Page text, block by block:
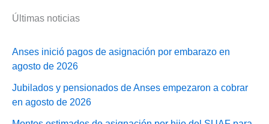
Últimas noticias
Anses inició pagos de asignación por embarazo en
agosto de 2026
Jubilados y pensionados de Anses empezaron a cobrar
en agosto de 2026